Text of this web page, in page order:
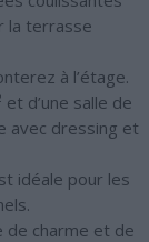
la terrasse
à l’étage.
d’une salle de
avec dressing et
idéale pour les
de charme et de